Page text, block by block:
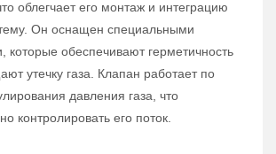
облегчает его монтаж и интеграцию
Он оснащен специальными
которые обеспечивают герметичность
утечку газа. Клапан работает по
давления газа, что
контролировать его поток.